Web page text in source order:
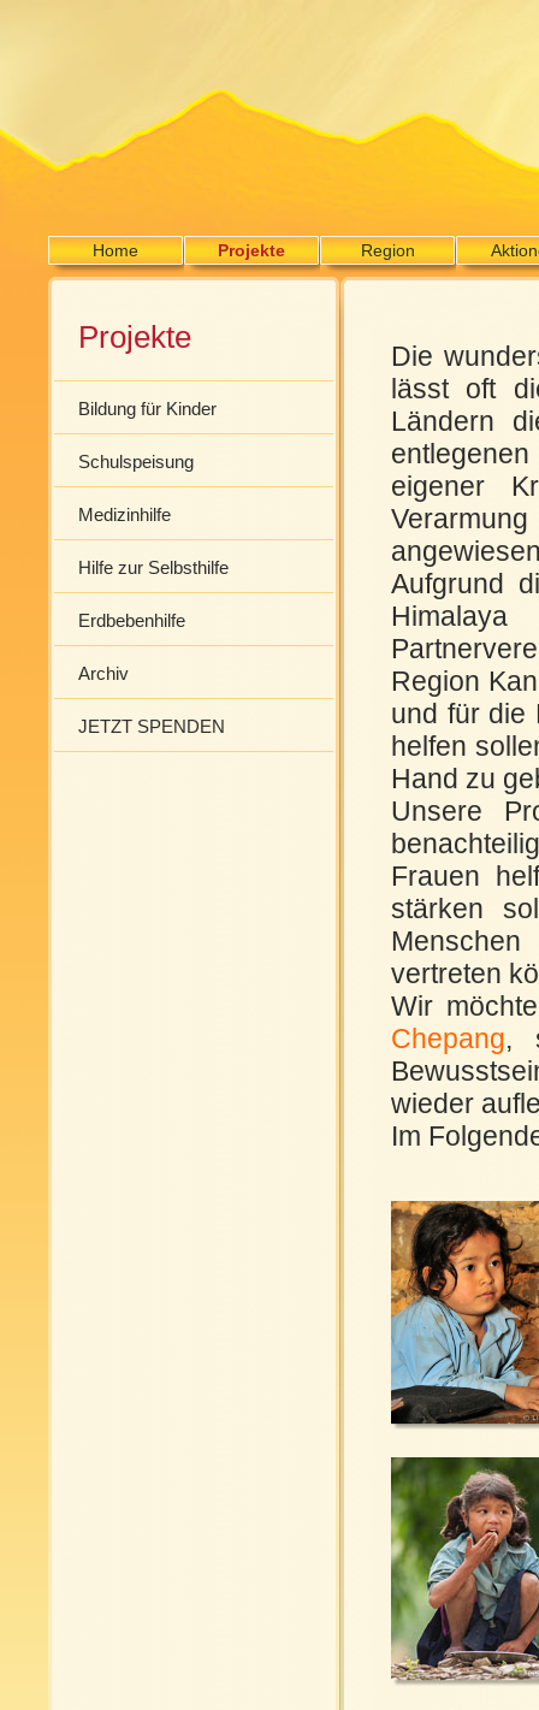
Home Projekte Region
Projekte
Bildung für Kinder
Schulspeisung
Medizinhilfe
Hilfe zur Selbsthilfe
Erdbebenhilfe
Archiv
JETZT SPENDEN
Die
lässt oft
Ländern
eigener
Aufgrund
Region
und für die
helfen
Hand zu
Unsere
Frauen
stärken
vertreten
Wir
Chepang,
wieder
Im